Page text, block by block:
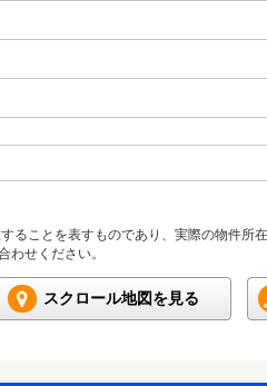
ことを表すものであり、実際の物件所
わせください。
スクロール地図を見る